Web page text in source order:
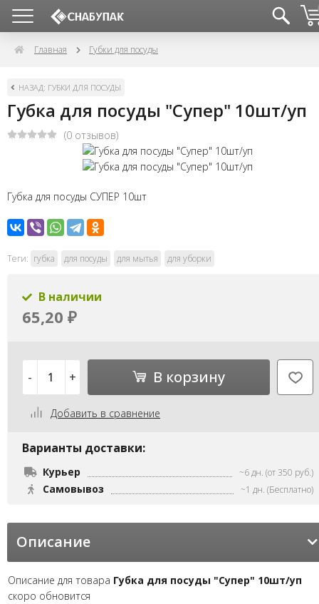
Главная Губки для посуды
НАЗАД: ГУБКИ ДЛЯ ПОСУДЫ
Губка для посуды "Супер" 10шт/уп
(0 отзывов)
Губка для посуды СУПЕР 10шт
Теги: губка для посуды для мытья для уборки
В наличии
65,20 ₽
- + В корзину
Добавить в сравнение
Варианты доставки:
Курьер ~6 дн. (от 350 руб.)
Самовывоз ~1 дн. (Бесплатно)
Описание
Описание для товара Губка для посуды "Супер" 10шт/уп
скоро обновится